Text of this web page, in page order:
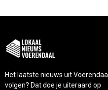
Het laatste nieuws uit Voerendaal
volgen? Dat doe je uiteraard op